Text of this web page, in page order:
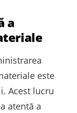
a
este
Acest lucru
atentă a